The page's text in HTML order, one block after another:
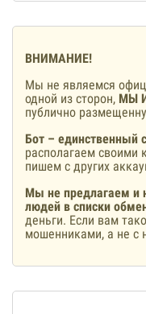
ВНИМАНИЕ!
Мы не являемся
одной из сторон, МЫ
публично
Бот – единственный
располагаем своими
пишем с других
Мы не предлагаем и
людей в списки
деньги. Если вам
мошенниками, а не с